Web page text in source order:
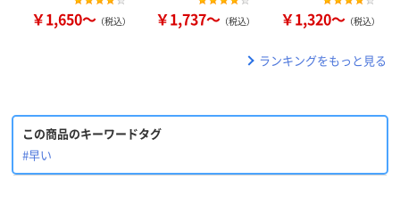
￥1,650～ （税込） ￥1,737～ （税込） ￥1,320～ （税込）
ランキングをもっと見る
この商品のキーワードタグ
#早い